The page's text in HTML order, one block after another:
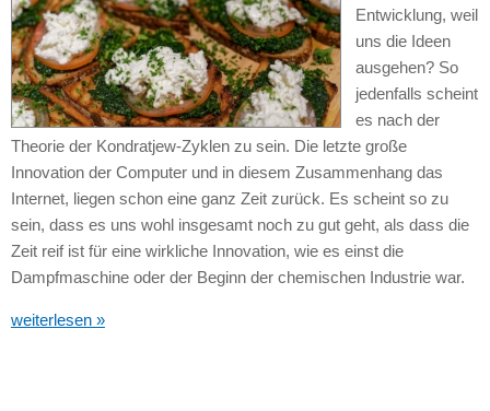
Entwicklung, weil
uns die Ideen
ausgehen? So
jedenfalls scheint
es nach der
Theorie der Kondratjew-Zyklen zu sein. Die letzte große
Innovation der Computer und in diesem Zusammenhang das
Internet, liegen schon eine ganz Zeit zurück. Es scheint so zu
sein, dass es uns wohl insgesamt noch zu gut geht, als dass die
Zeit reif ist für eine wirkliche Innovation, wie es einst die
Dampfmaschine oder der Beginn der chemischen Industrie war.
weiterlesen »